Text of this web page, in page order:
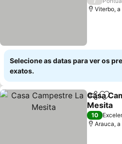
Viterbo,
Selecione as datas para ver os
exatos.
Partilhar
Casa
Mesita
Ver
10
Arauca,